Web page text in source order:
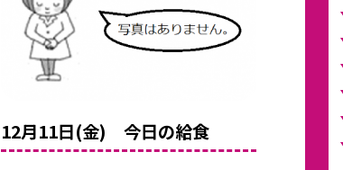
12月11日(金) 今日の給食